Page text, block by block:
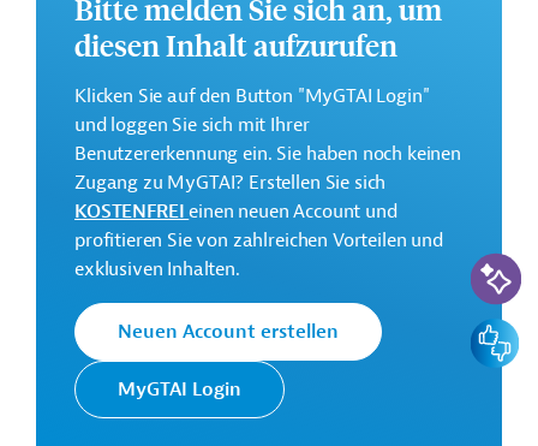
Weitere Informationen zu dem Entwicklungsprojekt
finden Sie auf derWebseite der IDB
und im
Gesamtkosten:
25 Millionen US-Dollar
Geberbeitrag:
25 Millionen US-Dollar (Darlehen)
Kontaktadresse
Die IDB ist die wichtigste
multilaterale
Bitte melden Sie sich an, um
diesen Inhalt aufzurufen
Klicken Sie auf den Button "MyGTAI Login"
und loggen Sie sich mit Ihrer
Benutzererkennung ein. Sie haben noch keinen
Zugang zu MyGTAI? Erstellen Sie sich
KOSTENFREIeinen neuen Account und
profitieren Sie von zahlreichen Vorteilen und
exklusiven Inhalten.
Neuen Account erstellen
MyGTAI Login
KI-